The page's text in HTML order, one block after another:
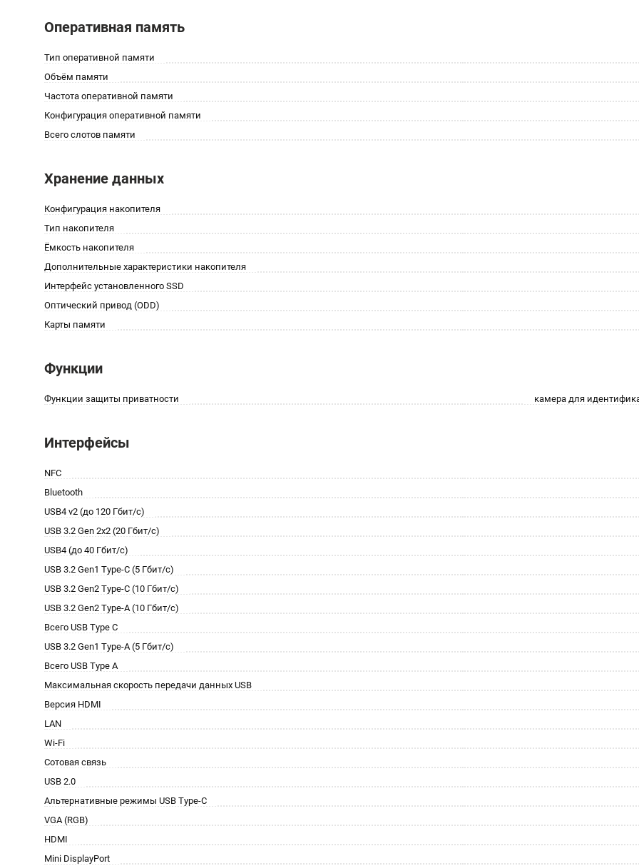
Оперативная память
Тип оперативной памяти
Объём памяти
Частота оперативной памяти
Конфигурация оперативной памяти
Всего слотов памяти
Хранение данных
Конфигурация накопителя
Тип накопителя
Ёмкость накопителя
Дополнительные характеристики накопителя
Интерфейс установленного SSD
Оптический привод (ODD)
Карты памяти
Функции
Функции защиты приватности камера для
Интерфейсы
NFC
Bluetooth
USB4 v2 (до 120 Гбит/с)
USB 3.2 Gen 2x2 (20 Гбит/с)
USB4 (до 40 Гбит/с)
USB 3.2 Gen1 Type-C (5 Гбит/с)
USB 3.2 Gen2 Type-C (10 Гбит/с)
USB 3.2 Gen2 Type-A (10 Гбит/с)
Всего USB Type C
USB 3.2 Gen1 Type-A (5 Гбит/с)
Всего USB Type A
Максимальная скорость передачи данных USB
Версия HDMI
LAN
Wi-Fi
Сотовая связь
USB 2.0
Альтернативные режимы USB Type-C
VGA (RGB)
HDMI
Mini DisplayPort